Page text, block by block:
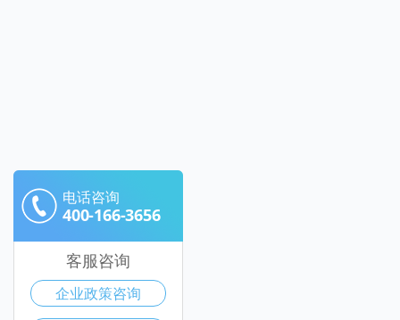
电话咨询
400-166-3656
客服咨询
企业政策咨询